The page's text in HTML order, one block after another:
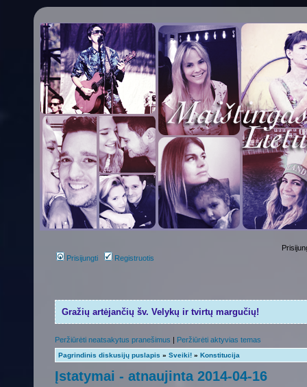
Prisijungti Registruotis
Gražių artėjančių šv. Velykų ir tvirtų margučių!
Peržiūrėti neatsakytus pranešimus | Peržiūrėti aktyvias temas
Pagrindinis diskusijų puslapis » Sveiki! » Konstitucija
Įstatymai - atnaujinta 2014-04-16